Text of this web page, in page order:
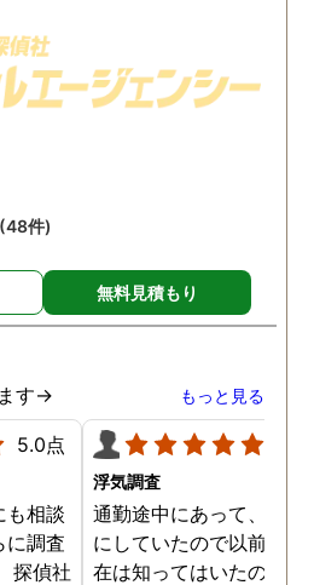
。次
して
、この
いしま
で過
用もし
で不
とがで
必要な不倫の証拠も手に
れることができました。
(48件)
無料見積もり
す→ もっと見る
5.0点
も相談
に調査
探偵社
浮気調査
通勤途中にあって、毎日
にしていたので以前から
在は知ってはいたのです